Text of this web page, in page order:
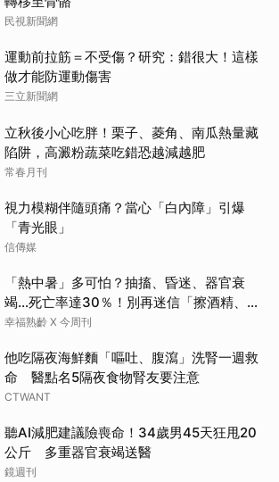
民視新聞網
運動前拉筋＝不受傷？研究：錯很大！這樣
做才能防運動傷害
三立新聞網
立秋後小心吃胖！栗子、菱角、南瓜熱量藏
陷阱，高澱粉蔬菜吃錯恐越減越肥
常春月刊
視力模糊伴隨頭痛？當心「白內障」引爆
「青光眼」
信傳媒
「熱中暑」多可怕？抽搐、昏迷、器官衰
竭…死亡率達30％！別再迷信「擦酒精、吃
退燒藥」，5招才能真救命
幸福熟齡 X 今周刊
他吃隔夜海鮮麵「嘔吐、腹瀉」洗腎一週救
命 醫點名5隔夜食物腎友要注意
CTWANT
聽AI減肥建議險喪命！34歲男45天狂甩20
公斤 多重器官衰竭送醫
鏡週刊